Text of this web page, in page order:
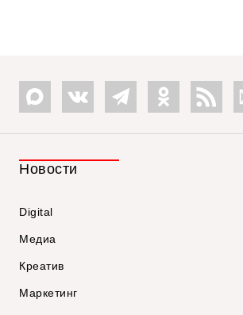
Новости
Digital
Медиа
Креатив
Маркетинг